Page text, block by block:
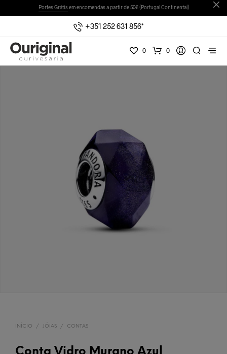
Portes Grátisem encomendas a partir de 50€ (Portugal Continental)
+351 252 631 856*
0 0
INÍCIO / JÓIAS / CONTAS